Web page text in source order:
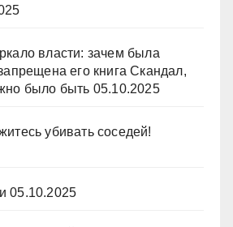
власти: зачем была
его книга Скандал,
было быть 05.10.2025
убивать соседей!
05.10.2025